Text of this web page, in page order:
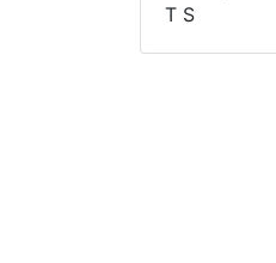
T S